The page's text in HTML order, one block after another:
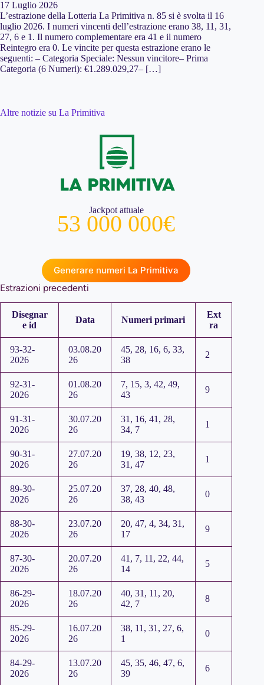
17 Luglio 2026
L’estrazione della Lotteria La Primitiva n. 85 si è svolta il 16
luglio 2026. I numeri vincenti dell’estrazione erano 38, 11, 31,
27, 6 e 1. Il numero complementare era 41 e il numero
Reintegro era 0. Le vincite per questa estrazione erano le
seguenti: – Categoria Speciale: Nessun vincitore– Prima
Categoria (6 Numeri): €1.289.029,27– […]
Altre notizie su La Primitiva
Jackpot attuale
53 000 000€
Generare numeri La Primitiva
Estrazioni precedenti
Disegnar
e id
Data Numeri primari
Ext
ra
93-32-
2026
03.08.20
26
45, 28, 16, 6, 33,
38
2
92-31-
2026
01.08.20
26
7, 15, 3, 42, 49,
43
9
91-31-
2026
30.07.20
26
31, 16, 41, 28,
34, 7
1
90-31-
2026
27.07.20
26
19, 38, 12, 23,
31, 47
1
89-30-
2026
25.07.20
26
37, 28, 40, 48,
38, 43
0
88-30-
2026
23.07.20
26
20, 47, 4, 34, 31,
17
9
87-30-
2026
20.07.20
26
41, 7, 11, 22, 44,
14
5
86-29-
2026
18.07.20
26
40, 31, 11, 20,
42, 7
8
85-29-
2026
16.07.20
26
38, 11, 31, 27, 6,
1
0
84-29-
2026
13.07.20
26
45, 35, 46, 47, 6,
39
6